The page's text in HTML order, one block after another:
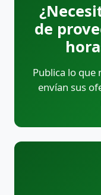
de
Publica lo que
envían sus